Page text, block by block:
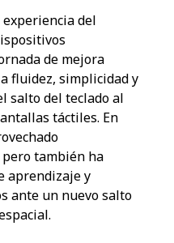
del
de mejora
fluidez, simplicidad y
salto del teclado al
táctiles. En
también ha
aprendizaje y
ante un nuevo salto